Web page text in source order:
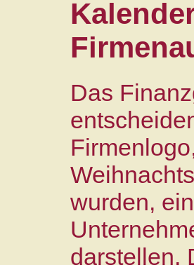
Das
wurden,
darstellen.